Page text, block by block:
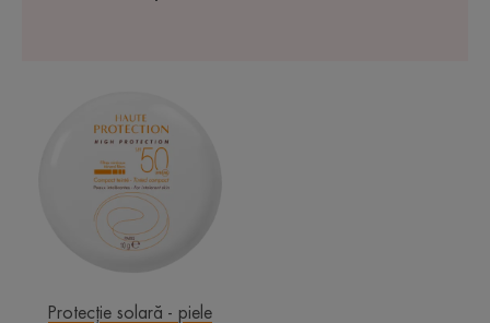
compactă
nuanțatoare,
cu
protecție
ridicată
SPF
Protecție solară - piele